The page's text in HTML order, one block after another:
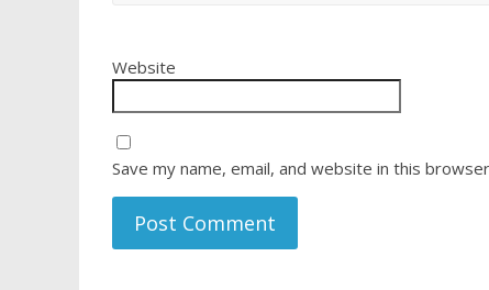
Website
Save my name, email, and website in this